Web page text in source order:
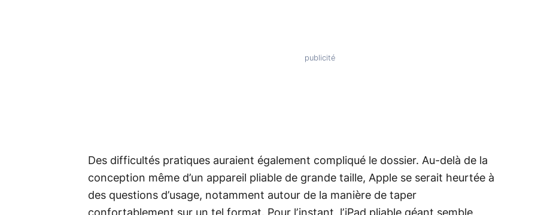
Des difficultés pratiques auraient également compliqué le dossier. Au-delà de la
conception même d’un appareil pliable de grande taille, Apple se serait heurtée à
des questions d’usage, notamment autour de la manière de taper